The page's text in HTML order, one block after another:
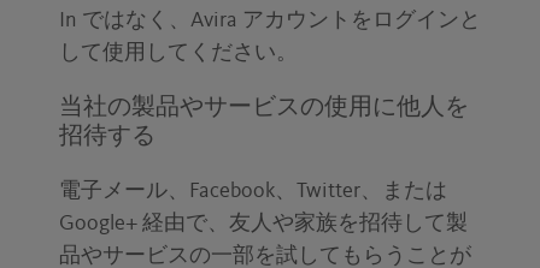
In ではなく、Avira アカウントをログインと
して使用してください。
当社の製品やサービスの使用に他人を
招待する
電子メール、Facebook、Twitter、または
Google+ 経由で、友人や家族を招待して製
品やサービスの一部を試してもらうことが